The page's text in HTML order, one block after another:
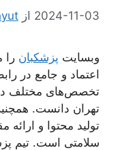
2024-11-03 از
وبسایت پزشکبان را
اعتماد و جامع در
تخصص‌های مختلف
تهران دانست.
تولید محتوا و
سلامتی است. تیم